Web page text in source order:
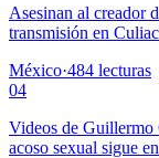
Asesinan al creador
transmisión en
México·484 lecturas
04
Videos de Guillermo
acoso sexual sigue